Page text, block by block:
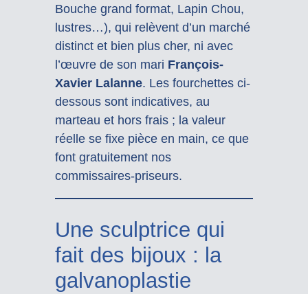
Bouche grand format, Lapin Chou,
lustres…), qui relèvent d’un marché
distinct et bien plus cher, ni avec
l’œuvre de son mari François-
Xavier Lalanne. Les fourchettes ci-
dessous sont indicatives, au
marteau et hors frais ; la valeur
réelle se fixe pièce en main, ce que
font gratuitement nos
commissaires-priseurs.
Une sculptrice qui
fait des bijoux : la
galvanoplastie